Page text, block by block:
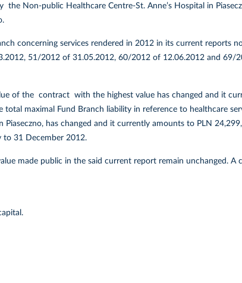
Non-public Healthcare Centre-St. Anne’s Hospital in
concerning services rendered in 2012 in its current reports
51/2012 of 31.05.2012, 60/2012 of 12.06.2012 and 69/
of the contract with the highest value has changed and it
maximal Fund Branch liability in reference to healthcare
has changed and it currently amounts to PLN
to 31 December 2012.
made public in the said current report remain unchanged. A